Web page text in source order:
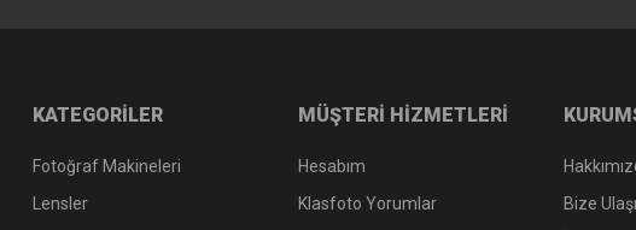
KATEGORİLER
Fotoğraf Makineleri
Lensler
MÜŞTERİ HİZMETLERİ
Hesabım
Klasfoto Yorumlar
Bize